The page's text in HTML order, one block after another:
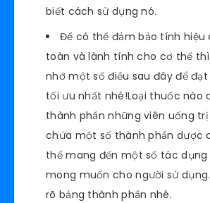
biết cách sử dụng nó.
Để có thể đảm bảo tính hiệu
toàn và lành tính cho cơ thể
nhớ một số điều sau đây để
tối ưu nhất nhé!Loại thuốc nào
thành phần những viên uống
chứa một số thành phần dược
thể mang đến một số tác dụng
mong muốn cho người sử
rõ bảng thành phần nhé.